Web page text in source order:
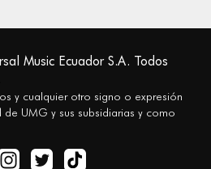
Music Ecuador S.A. Todos
y cualquier otro signo o expresión
UMG y sus subsidiarias y como